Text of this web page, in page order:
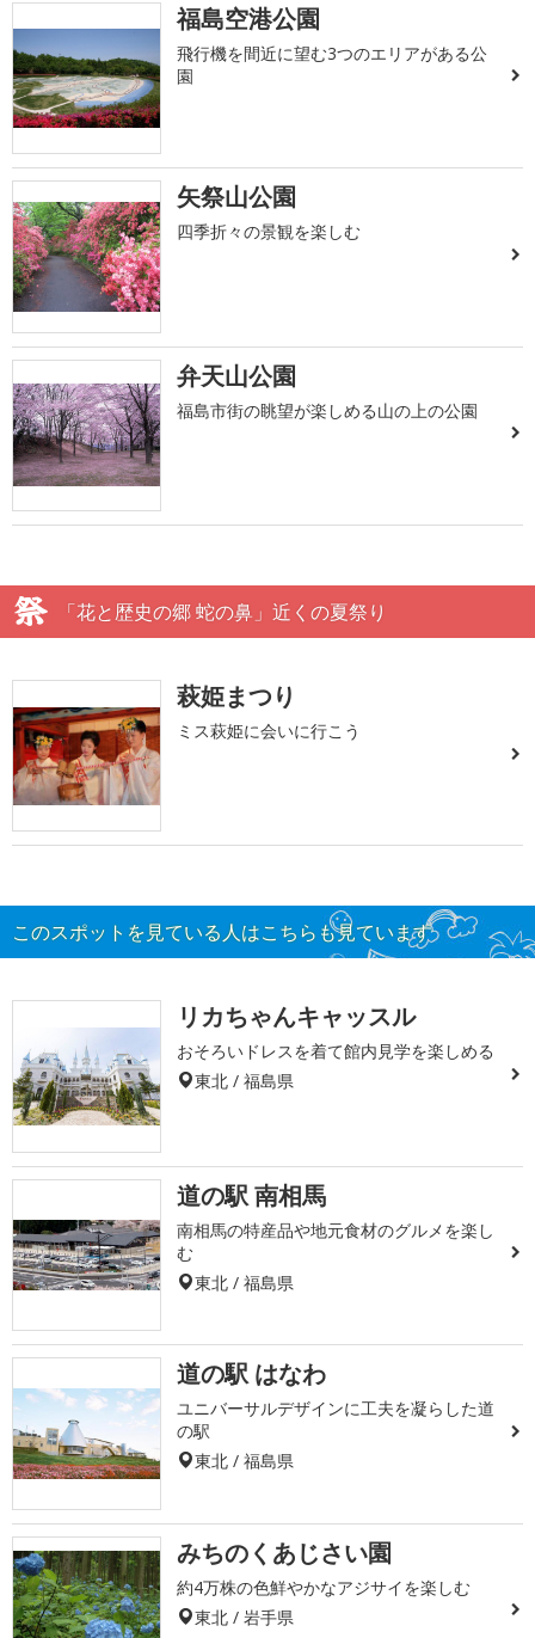
福島空港公園
飛行機を間近に望む3つのエリアがある公
園
矢祭山公園
四季折々の景観を楽しむ
弁天山公園
福島市街の眺望が楽しめる山の上の公園
「花と歴史の郷 蛇の鼻」近くの夏祭り
萩姫まつり
ミス萩姫に会いに行こう
このスポットを見ている人はこちらも見ています
リカちゃんキャッスル
おそろいドレスを着て館内見学を楽しめる
東北 / 福島県
道の駅 南相馬
南相馬の特産品や地元食材のグルメを楽し
む
東北 / 福島県
道の駅 はなわ
ユニバーサルデザインに工夫を凝らした道
の駅
東北 / 福島県
みちのくあじさい園
約4万株の色鮮やかなアジサイを楽しむ
東北 / 岩手県